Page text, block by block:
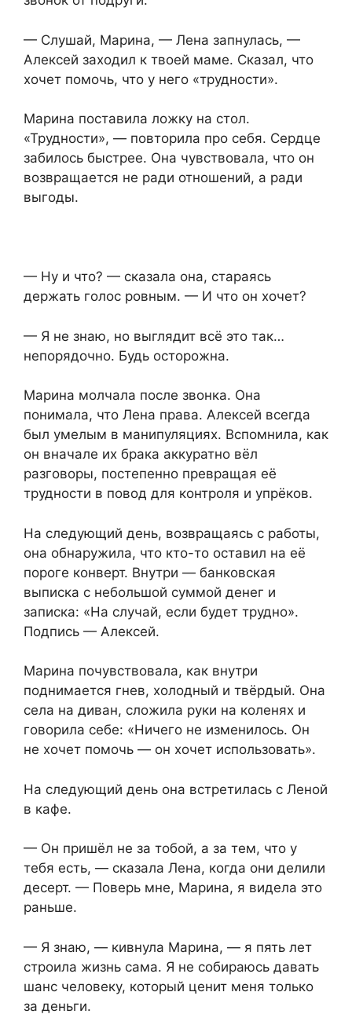
— Слушай, Марина, — Лена запнулась, —
Алексей заходил к твоей маме. Сказал, что
хочет помочь, что у него «трудности».
Марина поставила ложку на стол.
«Трудности», — повторила про себя. Сердце
забилось быстрее. Она чувствовала, что он
возвращается не ради отношений, а ради
выгоды.
— Ну и что? — сказала она, стараясь
держать голос ровным. — И что он хочет?
— Я не знаю, но выглядит всё это так…
непорядочно. Будь осторожна.
Марина молчала после звонка. Она
понимала, что Лена права. Алексей всегда
был умелым в манипуляциях. Вспомнила, как
он вначале их брака аккуратно вёл
разговоры, постепенно превращая её
трудности в повод для контроля и упрёков.
На следующий день, возвращаясь с работы,
она обнаружила, что кто-то оставил на её
пороге конверт. Внутри — банковская
выписка с небольшой суммой денег и
записка: «На случай, если будет трудно».
Подпись — Алексей.
Марина почувствовала, как внутри
поднимается гнев, холодный и твёрдый. Она
села на диван, сложила руки на коленях и
говорила себе: «Ничего не изменилось. Он
не хочет помочь — он хочет использовать».
На следующий день она встретилась с Леной
в кафе.
— Он пришёл не за тобой, а за тем, что у
тебя есть, — сказала Лена, когда они делили
десерт. — Поверь мне, Марина, я видела это
раньше.
— Я знаю, — кивнула Марина, — я пять лет
строила жизнь сама. Я не собираюсь давать
шанс человеку, который ценит меня только
за деньги.